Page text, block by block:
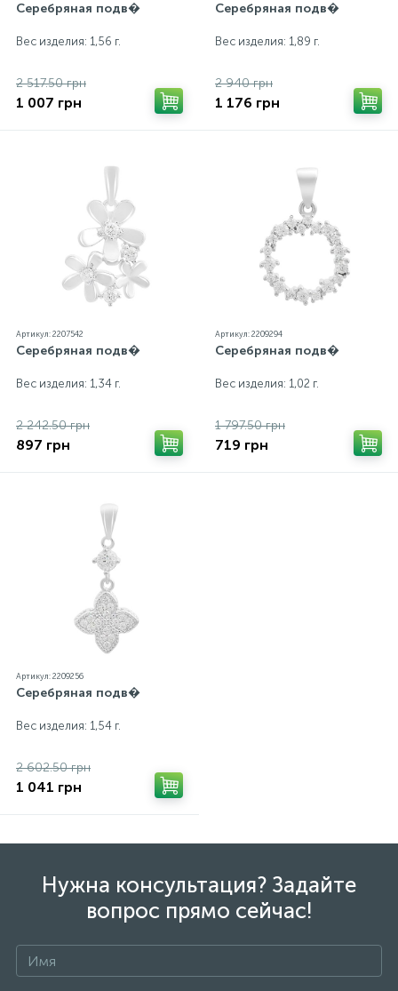
Серебряная подв�
Вес изделия: 1,56 г.
2 517.50 грн
1 007 грн
Серебряная подв�
Вес изделия: 1,89 г.
2 940 грн
1 176 грн
Артикул: 2207542
Серебряная подв�
Вес изделия: 1,34 г.
2 242.50 грн
897 грн
Артикул: 2209294
Серебряная подв�
Вес изделия: 1,02 г.
1 797.50 грн
719 грн
Артикул: 2209256
Серебряная подв�
Вес изделия: 1,54 г.
2 602.50 грн
1 041 грн
Нужна консультация? Задайте
вопрос прямо сейчас!